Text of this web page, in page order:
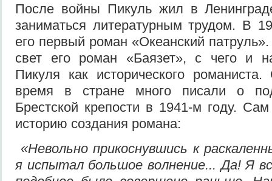
После войны Пикуль жил в
заниматься литературным трудом. В
его первый роман «Океанский
свет его роман «Баязет», с чего и
Пикуля как исторического
время в стране много писали о
Брестской крепости в 1941-м году.
историю создания романа:
«Невольно прикоснувшись к
я испытал большое волнение... Да! Я